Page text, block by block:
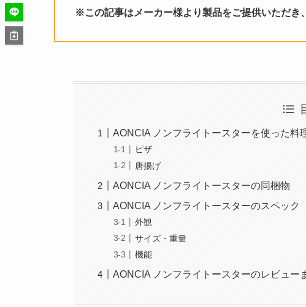
※この記事はメーカー様より製品をご提供いただき
AONCIA ノンフライトースターを使った料
ピザ
唐揚げ
AONCIA ノンフライトースターの同梱物
AONCIA ノンフライトースターのスペック
外観
サイズ・重量
機能
AONCIA ノンフライトースターのレビュー